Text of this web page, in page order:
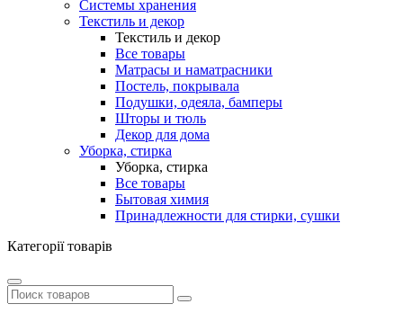
Системы хранения
Текстиль и декор
Текстиль и декор
Все товары
Матрасы и наматрасники
Постель, покрывала
Подушки, одеяла, бамперы
Шторы и тюль
Декор для дома
Уборка, стирка
Уборка, стирка
Все товары
Бытовая химия
Принадлежности для стирки, сушки
Категорії товарів